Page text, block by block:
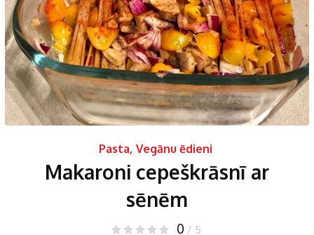
Pasta, Vegānu ēdieni
Makaroni cepeškrāsnī ar
sēnēm
0 / 5